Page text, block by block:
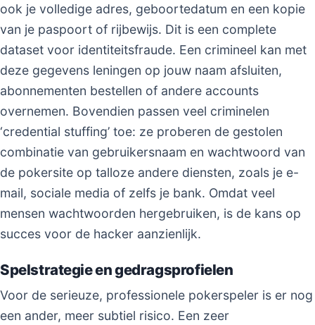
ook je volledige adres, geboortedatum en een kopie
van je paspoort of rijbewijs. Dit is een complete
dataset voor identiteitsfraude. Een crimineel kan met
deze gegevens leningen op jouw naam afsluiten,
abonnementen bestellen of andere accounts
overnemen. Bovendien passen veel criminelen
‘credential stuffing’ toe: ze proberen de gestolen
combinatie van gebruikersnaam en wachtwoord van
de pokersite op talloze andere diensten, zoals je e-
mail, sociale media of zelfs je bank. Omdat veel
mensen wachtwoorden hergebruiken, is de kans op
succes voor de hacker aanzienlijk.
Spelstrategie en gedragsprofielen
Voor de serieuze, professionele pokerspeler is er nog
een ander, meer subtiel risico. Een zeer